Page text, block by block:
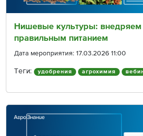
Нишевые культуры:
правильным питанием
Дата мероприятия: 17.03.2026 11:00
Теги: удобрения агрохимия